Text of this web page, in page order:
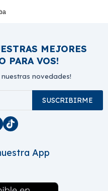
MEJORES
PARA VOS!
nuestras novedades!
SUSCRIBIRME

App